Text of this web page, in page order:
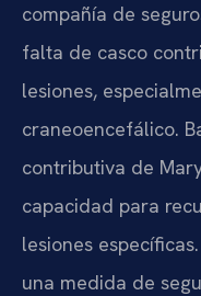
compañía de
falta de casco
lesiones,
craneoencefálico.
contributiva de
capacidad para
lesiones
una medida de